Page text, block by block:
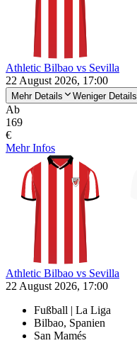
Athletic Bilbao vs Sevilla
22 August 2026, 17:00
Mehr Details Weniger Details
Ab
169
€
Mehr Infos
Athletic Bilbao vs Sevilla
22 August 2026, 17:00
Fußball | La Liga
Bilbao, Spanien
San Mamés